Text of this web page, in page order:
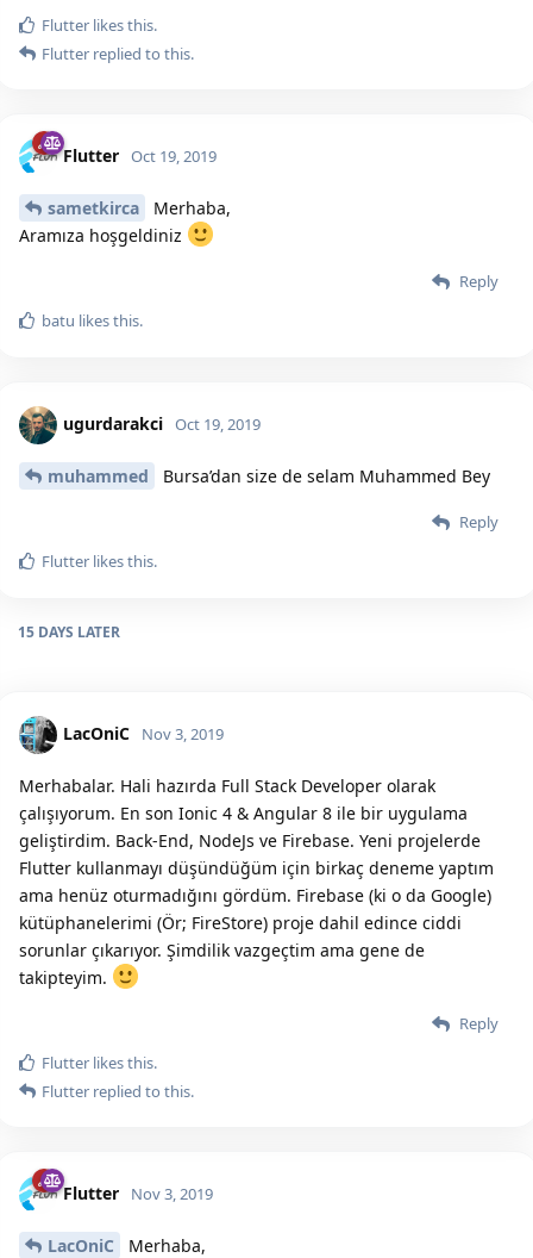
Flutter likes this.
Flutter replied to this.
Flutter Oct 19, 2019
sametkirca
Merhaba,
Aramıza hoşgeldiniz
Reply
batu likes this.
ugurdarakci Oct 19, 2019
muhammed Bursa’dan size de selam Muhammed Bey
Reply
Flutter likes this.
15 DAYS LATER
LacOniC Nov 3, 2019
Merhabalar. Hali hazırda Full Stack Developer olarak
çalışıyorum. En son Ionic 4 & Angular 8 ile bir uygulama
geliştirdim. Back-End, NodeJs ve Firebase. Yeni projelerde
Flutter kullanmayı düşündüğüm için birkaç deneme yaptım
ama henüz oturmadığını gördüm. Firebase (ki o da Google)
kütüphanelerimi (Ör; FireStore) proje dahil edince ciddi
sorunlar çıkarıyor. Şimdilik vazgeçtim ama gene de
takipteyim.
Reply
Flutter likes this.
Flutter replied to this.
Flutter Nov 3, 2019
LacOniC
Merhaba,